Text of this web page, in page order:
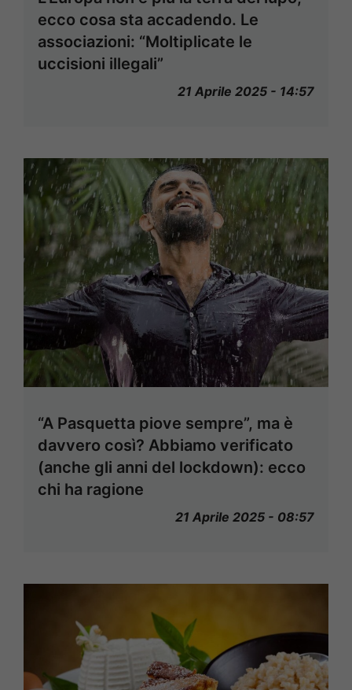
ecco cosa sta accadendo. Le
associazioni: “Moltiplicate le
uccisioni illegali”
21 Aprile 2025 - 14:57
“A Pasquetta piove sempre”, ma è
davvero così? Abbiamo verificato
(anche gli anni del lockdown): ecco
chi ha ragione
21 Aprile 2025 - 08:57